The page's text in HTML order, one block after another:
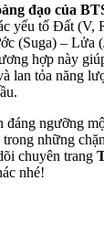
đạo của
yếu tố Đất
(Suga) – Lửa
hợp này
lan tỏa năng
ngưỡng
những
chuyên trang
nhé!